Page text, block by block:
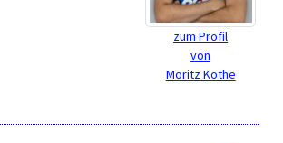
zum Profil
von
Moritz Kothe